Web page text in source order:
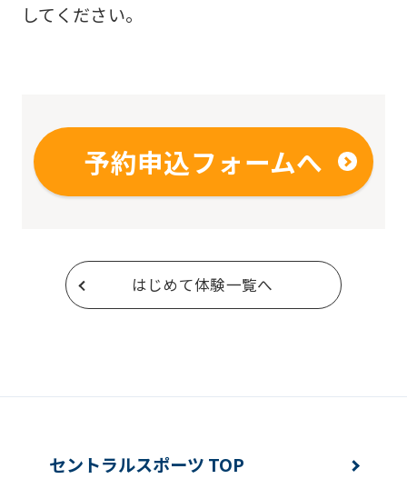
してください。
予約申込フォームへ
はじめて体験一覧へ
セントラルスポーツ TOP